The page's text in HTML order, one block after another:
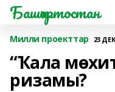
Башҡортостан
Милли проекттар 23
“Ҡала
ризамы?